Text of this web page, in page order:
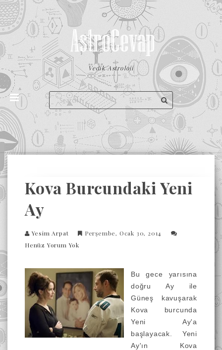
Vedik Astroloji
Kova Burcundaki Yeni
Ay
Yesim Arpat
Perşembe, Ocak 30, 2014
Henüz Yorum Yok
Bu gece yarısına
doğru Ay ile
Güneş kavuşarak
Kova burcunda
Yeni Ay'a
başlayacak. Yeni
Ay'ın Kova